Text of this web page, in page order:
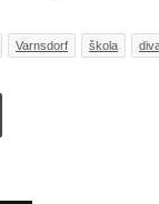
Varnsdorf škola
Tisknout